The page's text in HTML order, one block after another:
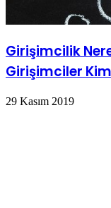
Girişimcilik
Girişimciler
29 Kasım 2019